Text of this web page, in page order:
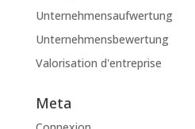
Unternehmensaufwertung
Unternehmensbewertung
Valorisation d'entreprise
Meta